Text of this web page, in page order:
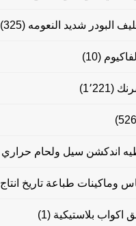
البودر شديد النعومه (325)
(10)
(1٬221)
اندكشن سيل ولحام حراري
وماكينات طباعة تاريخ انتاج
اكواب بلاستيكية (1)